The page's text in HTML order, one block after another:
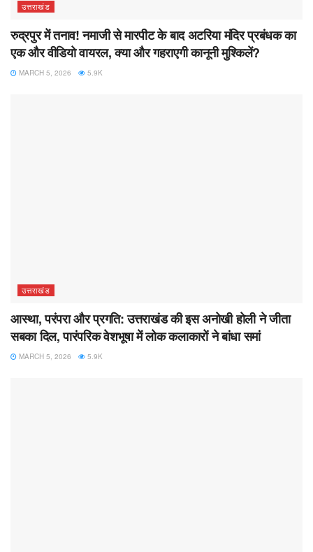
उत्तराखंड
रुद्रपुर में तनाव! नमाजी से मारपीट के बाद अटरिया मंदिर प्रबंधक का
एक और वीडियो वायरल, क्या और गहराएगी कानूनी मुश्किलें?
MARCH 5, 2026 5.9K
उत्तराखंड
आस्था, परंपरा और प्रगति: उत्तराखंड की इस अनोखी होली ने जीता
सबका दिल, पारंपरिक वेशभूषा में लोक कलाकारों ने बांधा समां
MARCH 5, 2026 5.9K